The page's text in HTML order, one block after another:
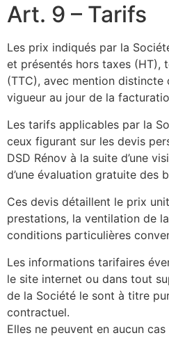
Art. 9 – Tarifs
Les prix indiqués par la
et présentés hors taxes (HT),
(TTC), avec mention distincte
vigueur au jour de la
Les tarifs applicables par la
ceux figurant sur les devis
DSD Rénov à la suite d’une
d’une évaluation gratuite des
Ces devis détaillent le prix
prestations, la ventilation de
conditions particulières
Les informations tarifaires
le site internet ou dans tout
de la Société le sont à titre
contractuel.
Elles ne peuvent en aucun